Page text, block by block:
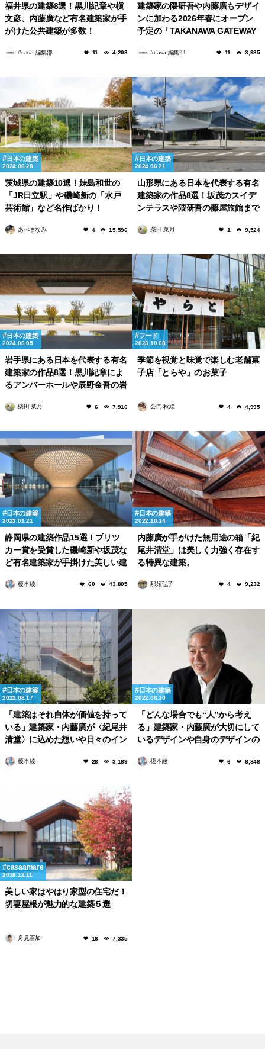
福井県の建築8選！黒川紀章や槇
文彦、内藤廣など有名建築家が手
がけた公共建築が多数！
#casa 編集部 11 4,298
建築家の隈研吾や内藤廣もデザイ
ンに加わる2026年春にオープン
予定の「TAKANAWA GATEWAY
開催！#casa 編集部 11 3,985
日本の建築
2024.06.28
茨城県の建築10選！妹島和世の
「JR日立駅」や磯崎新の「水戸
芸術館」など名作ばかり！
あべまなみ 4 15,596
日本の建築
2024.06.21
山形県にある日本を代表する有名
建築家の作品8選！坂茂のスイデ
ンテラスや隈研吾の藤屋旅館まで
柴田 菜月 1 9,524
日本の建築
2024.06.05
岩手県にある日本を代表する有名
建築家の作品8選！黒川紀章によ
るアンバーホールや辰野金吾の岩
柴田 菜月 6 7,916
フード
2023.10.08
季節を視覚と味覚で楽しむ老舗菓
子店「とらや」のお菓子
公門 秋絵 4 4,995
日本の建築
2023.01.21
静岡県の建築作品15選！プリツ
カー賞を受賞した磯崎新や坂茂な
ど有名建築家が手掛けた美しい建
榎本綾 60 43,805
日本の建築
2022.10.14
内藤廣が手がけた無用途の箱「紀
尾井清堂」は美しく力強く存在す
る特異な建築。
那須弘子 4 9,232
日本の建築
2022.08.17
「建築はそれ自体が価値を持って
いる」建築家・内藤廣が〈紀尾井
清堂〉に込めた想いや日々のイン
榎本綾 28 3,189
日本の建築
2022.08.10
「どんな場合でも“人”から考え
る」建築家・内藤廣が大切にして
いるデザインや自身のデザインの
榎本綾 6 6,848
casaamare
2016.12.11
美しい家はやはり家型の住宅だ！
切妻屋根が魅力的な建築５選
舟見百加 16 7,335